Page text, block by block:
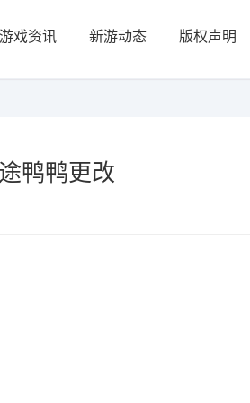
游戏资讯 新游动态 版权声明
鸭鸭更改